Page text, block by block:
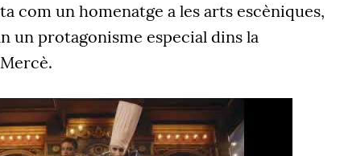
com un homenatge a les arts escèniques,
un protagonisme especial dins la